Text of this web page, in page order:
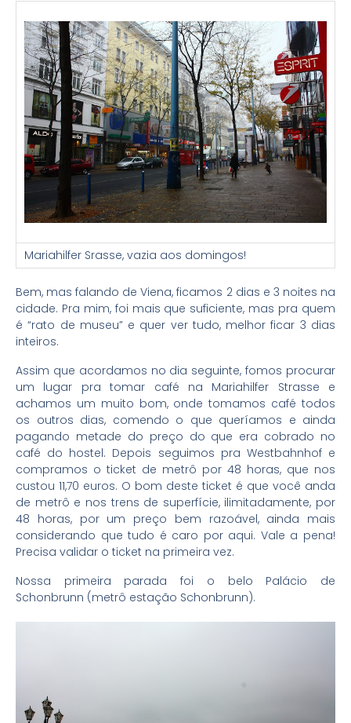
Mariahilfer Srasse, vazia aos domingos!
Bem, mas falando de Viena, ficamos 2 dias e 3 noites na
cidade. Pra mim, foi mais que suficiente, mas pra quem
é “rato de museu” e quer ver tudo, melhor ficar 3 dias
inteiros.
Assim que acordamos no dia seguinte, fomos procurar
um lugar pra tomar café na Mariahilfer Strasse e
achamos um muito bom, onde tomamos café todos
os outros dias, comendo o que queríamos e ainda
pagando metade do preço do que era cobrado no
café do hostel. Depois seguimos pra Westbahnhof e
compramos o ticket de metrô por 48 horas, que nos
custou 11,70 euros. O bom deste ticket é que você anda
de metrô e nos trens de superfície, ilimitadamente, por
48 horas, por um preço bem razoável, ainda mais
considerando que tudo é caro por aqui. Vale a pena!
Precisa validar o ticket na primeira vez.
Nossa primeira parada foi o belo Palácio de
Schonbrunn (metrô estação Schonbrunn).